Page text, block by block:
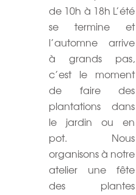
de 10h à 18h L’été
se termine et
l’automne arrive
à grands pas,
c’est le moment
de faire des
plantations dans
le jardin ou en
pot. Nous
organisons à notre
atelier une fête
des plantes